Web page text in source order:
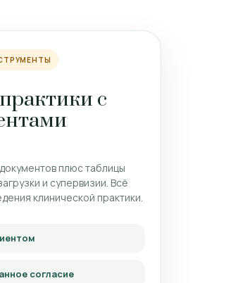
с
плюс таблицы
и супервизии. Всё
клинической практики.
согласие